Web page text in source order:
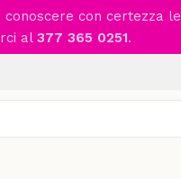
con certezza le
al 377 365 0251.